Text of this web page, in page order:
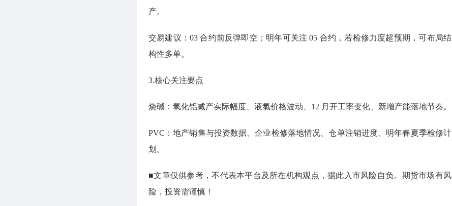
产。
交易建议：03 合约前反弹即空；明年可关注 05 合约，若检修力度超预期，可布局结
构性多单。
3.核心关注要点
烧碱：氧化铝减产实际幅度、液氯价格波动、12 月开工率变化、新增产能落地节奏。
PVC：地产销售与投资数据、企业检修落地情况、仓单注销进度、明年春夏季检修计
划。
■文章仅供参考，不代表本平台及所在机构观点，据此入市风险自负。期货市场有风
险，投资需谨慎！